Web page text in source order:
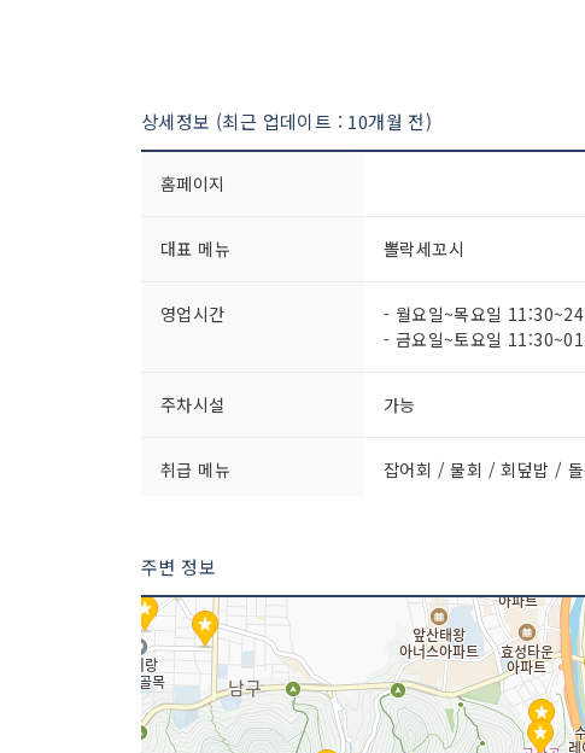
상세정보 (최근 업데이트 : 10개월 전)
홈페이지
대표 메뉴 뽈락세꼬시
영업시간
- 월요일~목요일
- 금요일~토요일
주차시설 가능
취급 메뉴 잡어회 / 물회 / 회덮밥 / 돌
주변 정보